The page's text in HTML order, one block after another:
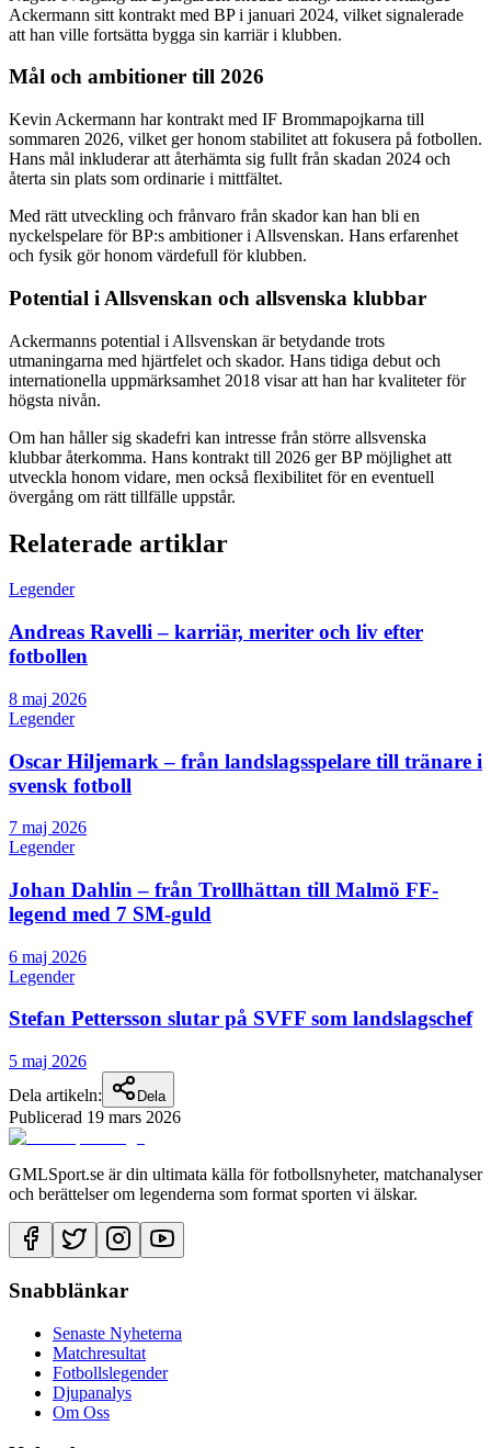
Ackermann sitt kontrakt med BP i januari 2024, vilket signalerade
att han ville fortsätta bygga sin karriär i klubben.
Mål och ambitioner till 2026
Kevin Ackermann har kontrakt med IF Brommapojkarna till
sommaren 2026, vilket ger honom stabilitet att fokusera på fotbollen.
Hans mål inkluderar att återhämta sig fullt från skadan 2024 och
återta sin plats som ordinarie i mittfältet.
Med rätt utveckling och frånvaro från skador kan han bli en
nyckelspelare för BP:s ambitioner i Allsvenskan. Hans erfarenhet
och fysik gör honom värdefull för klubben.
Potential i Allsvenskan och allsvenska klubbar
Ackermanns potential i Allsvenskan är betydande trots
utmaningarna med hjärtfelet och skador. Hans tidiga debut och
internationella uppmärksamhet 2018 visar att han har kvaliteter för
högsta nivån.
Om han håller sig skadefri kan intresse från större allsvenska
klubbar återkomma. Hans kontrakt till 2026 ger BP möjlighet att
utveckla honom vidare, men också flexibilitet för en eventuell
övergång om rätt tillfälle uppstår.
Relaterade artiklar
Legender
Andreas Ravelli – karriär, meriter och liv efter
fotbollen
8 maj 2026
Legender
Oscar Hiljemark – från landslagsspelare till tränare i
svensk fotboll
7 maj 2026
Legender
Johan Dahlin – från Trollhättan till Malmö FF-
legend med 7 SM-guld
6 maj 2026
Legender
Stefan Pettersson slutar på SVFF som landslagschef
5 maj 2026
Dela artikeln:
Dela
Publicerad 19 mars 2026
GMLSport.se är din ultimata källa för fotbollsnyheter, matchanalyser
och berättelser om legenderna som format sporten vi älskar.
Snabblänkar
Senaste Nyheterna
Matchresultat
Fotbollslegender
Djupanalys
Om Oss